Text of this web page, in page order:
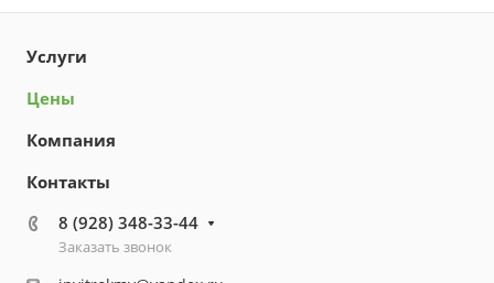
Услуги
Цены
Компания
Контакты
8 (928) 348-33-44
Заказать звонок